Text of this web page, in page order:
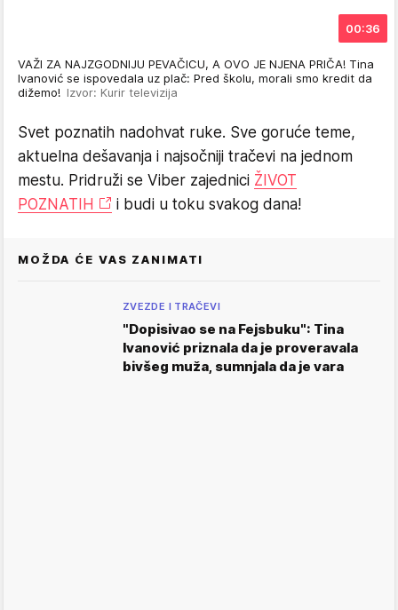
00:36
VAŽI ZA NAJZGODNIJU PEVAČICU, A OVO JE NJENA PRIČA! Tina
Ivanović se ispovedala uz plač: Pred školu, morali smo kredit da
dižemo! Izvor: Kurir televizija
Svet poznatih nadohvat ruke. Sve goruće teme,
aktuelna dešavanja i najsočniji tračevi na jednom
mestu. Pridruži se Viber zajednici ŽIVOT
POZNATIH
i budi u toku svakog dana!
MOŽDA ĆE VAS ZANIMATI
ZVEZDE I TRAČEVI
"Dopisivao se na Fejsbuku": Tina
Ivanović priznala da je proveravala
bivšeg muža, sumnjala da je vara